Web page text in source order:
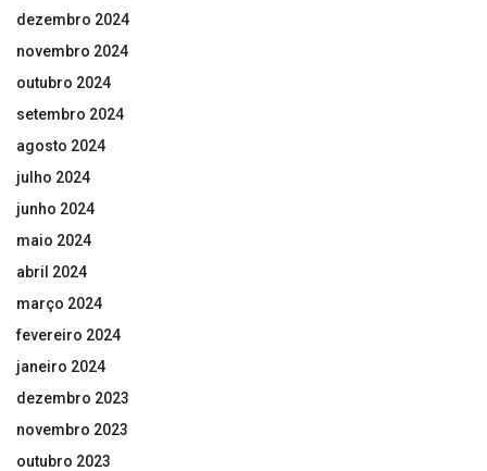
dezembro 2024
novembro 2024
outubro 2024
setembro 2024
agosto 2024
julho 2024
junho 2024
maio 2024
abril 2024
março 2024
fevereiro 2024
janeiro 2024
dezembro 2023
novembro 2023
outubro 2023